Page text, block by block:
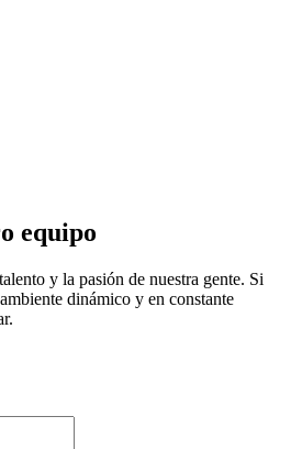
equipo
y la pasión de nuestra gente. Si
dinámico y en constante